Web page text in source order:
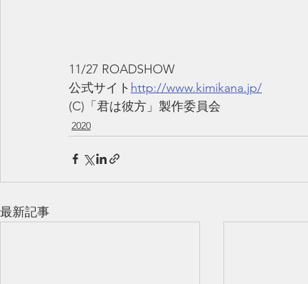
11/27 ROADSHOW
公式サイト http://www.kimikana.jp/
(C)「君は彼方」製作委員会
2020
最新記事